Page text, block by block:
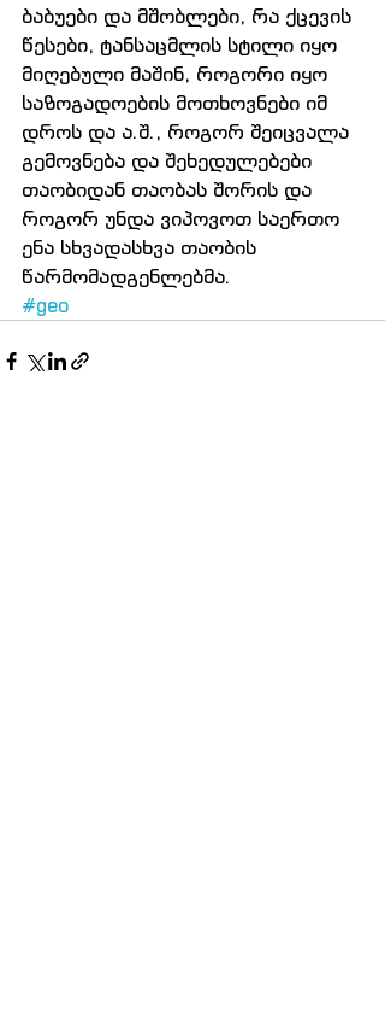
ბაბუები და მშობლები, რა ქცევის
წესები, ტანსაცმლის სტილი იყო
მიღებული მაშინ, როგორი იყო
საზოგადოების მოთხოვნები იმ
დროს და ა.შ., როგორ შეიცვალა
გემოვნება და შეხედულებები
თაობიდან თაობას შორის და
როგორ უნდა ვიპოვოთ საერთო
ენა სხვადასხვა თაობის
წარმომადგენლებმა.
#geo